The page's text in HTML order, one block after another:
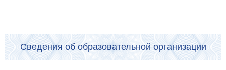
Сведения об образовательной организации